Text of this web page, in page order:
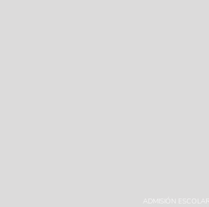
ADMISIÓN ESCOLAR